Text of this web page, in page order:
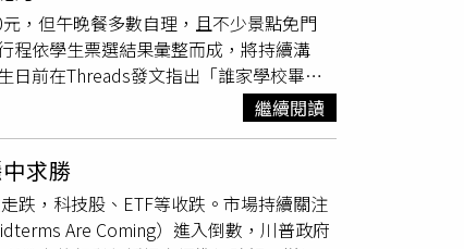
完之後他瞪大眼睛看著我說「這筆也太
他要為了這個筆來台灣（歐美的文具真
到，只有立可白，也不好用」。不過，
網友直言，「不要想太多，他們最喜歡的
沒有人想要我們的原子筆。簡單來說，沒
原子筆囉」。
，但午晚餐多數自理，且不少景點免門
程依學生票選結果彙整而成，將持續溝
日前在Threads發文指出「誰家學校畢旅
。內容顯示，首日前往台中文化創意園區
為，除麗寶樂園外，其餘多為免費景點，
叫車載你們到台中、各逛一天的街，然
，我畢旅住長榮桂冠跟六福莊5400還
就是自理」。從行程內容來看，麗寶樂
繼續閱讀
求勝
跌，科技股、ETF等收跌。市場持續關注
Are Coming）進入倒數，川普政府